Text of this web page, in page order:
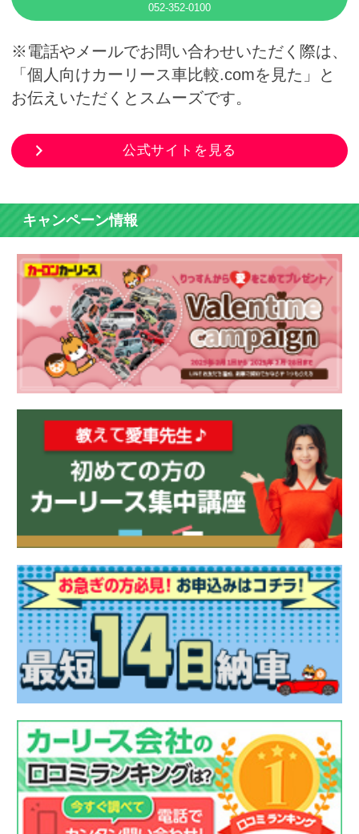
052-352-0100
※電話やメールでお問い合わせいただく際は、
「個人向けカーリース車比較.comを見た」と
お伝えいただくとスムーズです。
公式サイトを見る
キャンペーン情報